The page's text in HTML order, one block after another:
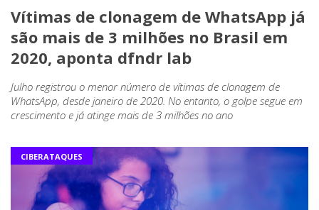
Vítimas de clonagem de WhatsApp já
são mais de 3 milhões no Brasil em
2020, aponta dfndr lab
Julho registrou o menor número de vítimas de clonagem de
WhatsApp, desde janeiro de 2020. No entanto, o golpe segue em
crescimento e já atinge mais de 3 milhões no ano
CIBERATAQUES